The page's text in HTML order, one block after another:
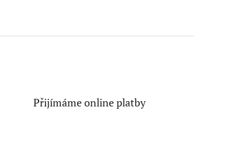
Přijímáme online platby